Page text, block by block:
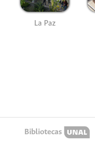
La Paz
Bibliotecas